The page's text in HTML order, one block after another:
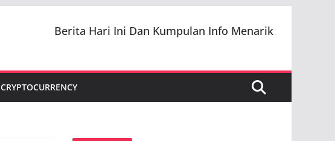
Berita Hari Ini Dan Kumpulan Info Menarik
CRYPTOCURRENCY